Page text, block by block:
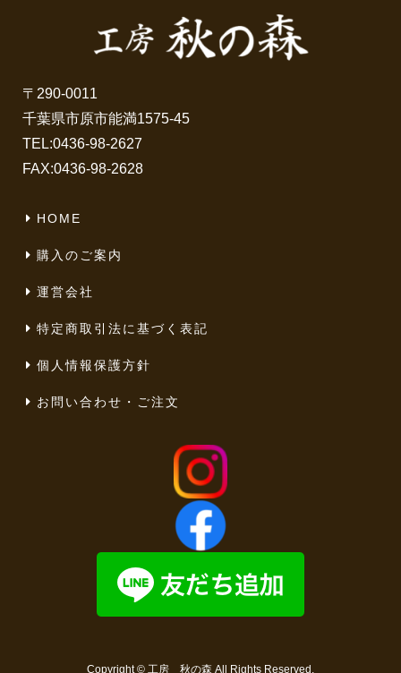
〒290-0011
千葉県市原市能満1575-45
TEL:0436-98-2627
FAX:0436-98-2628
HOME
購入のご案内
運営会社
特定商取引法に基づく表記
個人情報保護方針
お問い合わせ・ご注文
Copyright © 工房 秋の森 All Rights Reserved.